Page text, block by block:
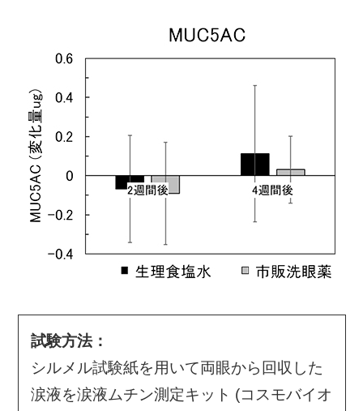
試験方法：
シルメル試験紙を用いて両眼から回収した
涙液を涙液ムチン測定キット (コスモバイオ